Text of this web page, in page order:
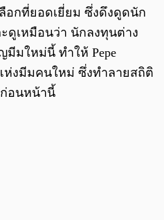
ลือกที่ยอดเยี่ยม ซึ่งดึงดูดนัก
ดูเหมือนว่า นักลงทุนต่าง
มีมใหม่นี้ ทำให้ Pepe
ห่งมีมคนใหม่ ซึ่งทำลายสถิติ
อนหน้านี้